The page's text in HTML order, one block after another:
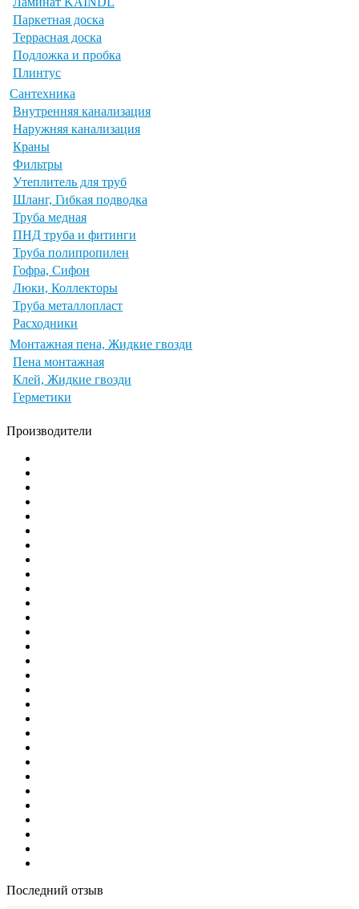
Паркетная доска
Террасная доска
Подложка и пробка
Плинтус
Сантехника
Внутренняя канализация
Наружняя канализация
Краны
Фильтры
Утеплитель для труб
Шланг, Гибкая подводка
Труба медная
ПНД труба и фитинги
Труба полипропилен
Гофра, Сифон
Люки, Коллекторы
Труба металлопласт
Расходники
Монтажная пена, Жидкие гвозди
Пена монтажная
Клей, Жидкие гвозди
Герметики
Производители
Последний отзыв